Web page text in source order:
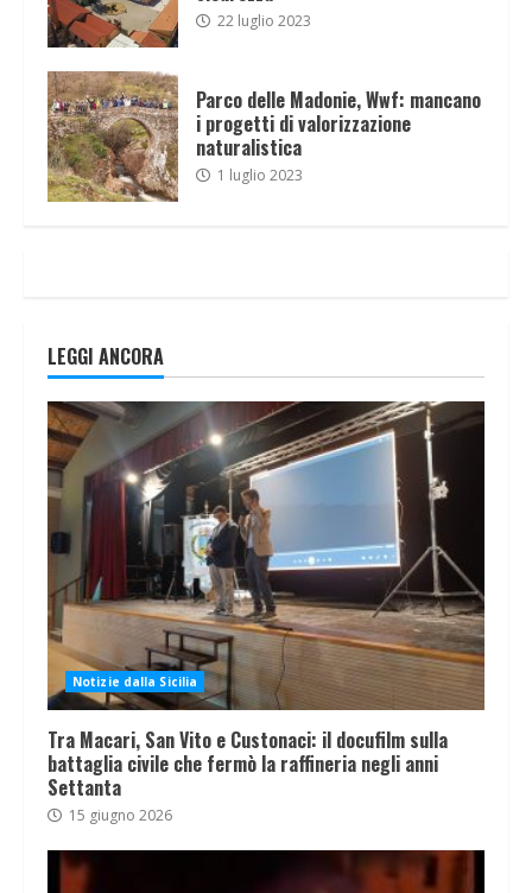
22 luglio 2023
Parco delle Madonie, Wwf: mancano
i progetti di valorizzazione
naturalistica
1 luglio 2023
LEGGI ANCORA
Notizie dalla Sicilia
Tra Macari, San Vito e Custonaci: il docufilm sulla
battaglia civile che fermò la raffineria negli anni
Settanta
15 giugno 2026